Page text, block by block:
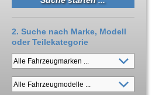
2. Suche nach Marke, Modell
oder Teilekategorie